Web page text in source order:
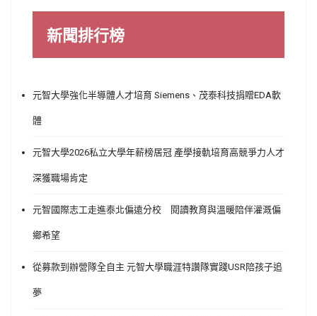
新聞排行榜
元智大學強化半導體人才培育 Siemens、茂泰科技捐贈EDA軟
體
元智大學2026私立大學年薪榜居冠 產學接軌培育高競爭力人才
深獲職場肯定
元智國際志工走進泰北偏遠分校 閱讀教育與溫暖陪伴灌溉偏
鄉希望
從募款到辦營隊全自主 元智大學職涯特讚隊實踐USR陪孩子追
夢